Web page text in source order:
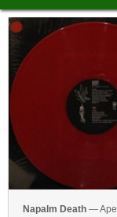
Napalm Death —